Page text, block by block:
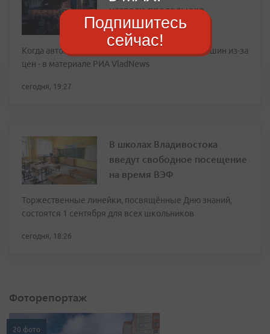
назвали предельную
стоимость топлива
Когда автолюбители Приморья откажутся от машин из-за
цен - в материале РИА VladNews
сегодня, 19:27
В школах Владивостока
введут свободное посещение
на время ВЭФ
Торжественные линейки, посвящённые Дню знаний,
состоятся 1 сентября для всех школьников
сегодня, 18:26
Фоторепортаж
20 фото
Подпишитесь
сейчас!